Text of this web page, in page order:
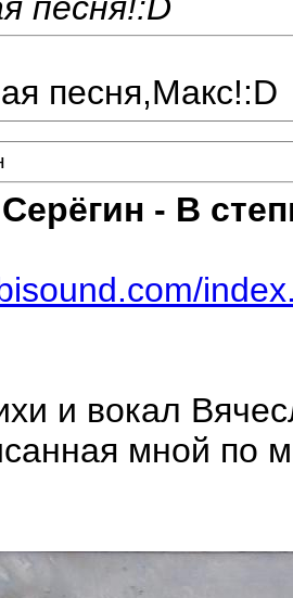
песня,Макс!:D
- В
и вокал
мной по